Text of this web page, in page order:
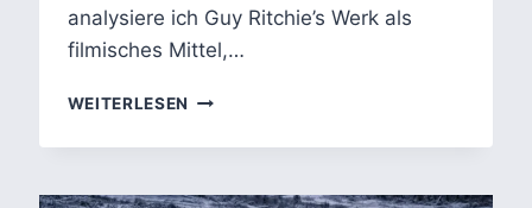
analysiere ich Guy Ritchie’s Werk als
filmisches Mittel,…
WEITERLESEN FIKTIV,
WAHR:
GUY